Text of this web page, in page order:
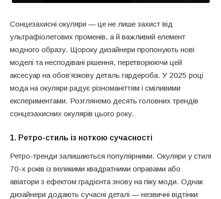
Сонцезахисні окуляри — це не лише захист від
ультрафіолетових променів, а й важливий елемент
модного образу. Щороку дизайнери пропонують нові
моделі та несподівані рішення, перетворюючи цей
аксесуар на обов’язкову деталь гардероба. У 2025 році
мода на окуляри радує різноманіттям і сміливими
експериментами. Розглянемо десять головних трендів
сонцезахисних окулярів цього року.
1. Ретро-стиль із ноткою сучасності
Ретро-тренди залишаються популярними. Окуляри у стилі
70-х років із великими квадратними оправами або
авіатори з ефектом градієнта знову на піку моди. Однак
дизайнери додають сучасні деталі — незвичні відтінки